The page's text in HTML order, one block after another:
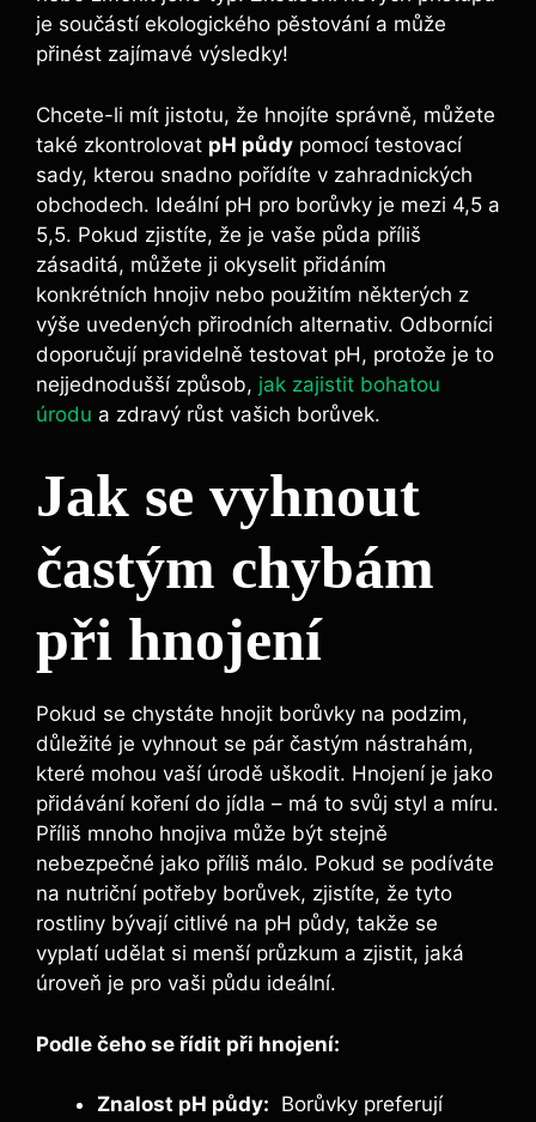
je‌ součástí ekologického pěstování a‍ může‍
přinést⁢ zajímavé výsledky!
Chcete-li mít jistotu, že hnojíte správně, můžete
také zkontrolovat pH půdy pomocí testovací
sady,⁣ kterou snadno pořídíte v zahradnických
obchodech. Ideální pH pro borůvky je ⁤mezi 4,5 a
5,5. Pokud⁤ zjistíte, že je vaše půda příliš⁢
zásaditá, můžete ‌ji okyselit ​přidáním ​
konkrétních hnojiv nebo použitím některých z
výše uvedených přirodních alternativ. Odborníci
doporučují ‍pravidelně⁤ testovat pH, protože⁤ je to
nejjednodušší způsob, jak zajistit bohatou
úrodu a zdravý růst vašich⁣ borůvek.
Jak se vyhnout
⁣častým chybám
při hnojení
Pokud se chystáte hnojit borůvky na podzim,
důležité⁢ je vyhnout se pár častým nástrahám,
které ​mohou ​vaší úrodě uškodit. ⁤Hnojení je jako
přidávání ‍koření ⁤do jídla – má to​ svůj styl a míru.
Příliš mnoho hnojiva může být stejně
nebezpečné jako příliš málo. Pokud se podíváte
na nutriční⁤ potřeby borůvek, ‌zjistíte, že tyto
⁣rostliny bývají citlivé na​ pH půdy, takže se
⁢vyplatí udělat si menší průzkum a zjistit, jaká
úroveň je‍ pro vaši půdu⁣ ideální.
Podle ‌čeho se řídit při‌ hnojení:
Znalost pH⁤ půdy: ‍ Borůvky ‍preferují